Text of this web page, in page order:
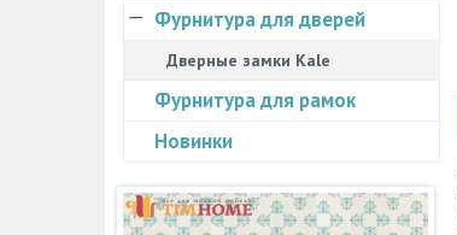
Фурнитура для дверей
Дверные замки Kale
Фурнитура для рамок
Новинки